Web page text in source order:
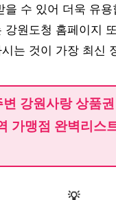
을 수 있어 더욱 유
강원도청 홈페이지
는 것이 가장 최신
강원사랑 상품권
가맹점 완벽리스
💡